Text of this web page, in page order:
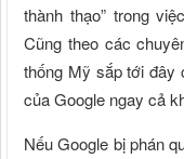
thành thạo” trong
Cũng theo các
thống Mỹ sắp tới đây
của Google ngay cả
Nếu Google bị phán